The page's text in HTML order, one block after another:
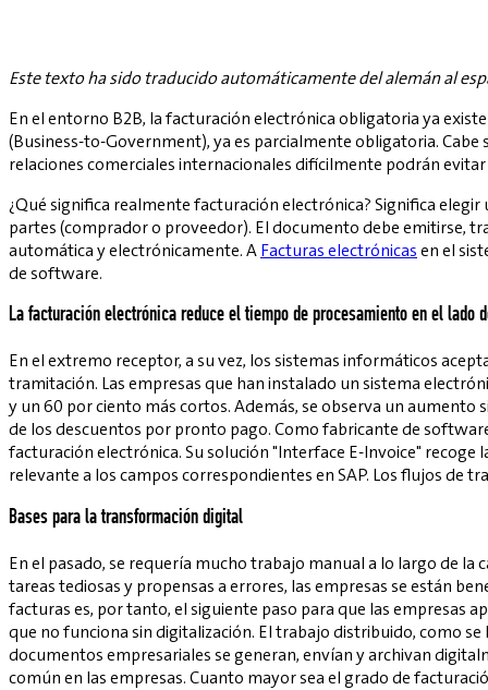
Este texto ha sido traducido automáticamente del alemán al
En el entorno B2B, la facturación electrónica obligatoria ya
(Business-to-Government), ya es parcialmente obligatoria.
relaciones comerciales internacionales difícilmente podrán
¿Qué significa realmente facturación electrónica? Significa
partes (comprador o proveedor). El documento debe emitirse,
automática y electrónicamente. AFacturas electrónicasen el
de software.
La facturación electrónica reduce el tiempo de procesamiento en el lado
En el extremo receptor, a su vez, los sistemas informáticos
tramitación. Las empresas que han instalado un sistema
y un 60 por ciento más cortos. Además, se observa un
de los descuentos por pronto pago. Como fabricante de
facturación electrónica. Su solución "Interface E-Invoice"
relevante a los campos correspondientes en SAP. Los flujos de
Bases para la transformación digital
En el pasado, se requería mucho trabajo manual a lo largo de
tareas tediosas y propensas a errores, las empresas se están
facturas es, por tanto, el siguiente paso para que las empresas
que no funciona sin digitalización. El trabajo distribuido, como
documentos empresariales se generan, envían y archivan
común en las empresas. Cuanto mayor sea el grado de